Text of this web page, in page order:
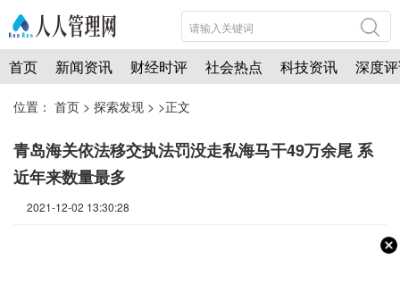
首页 新闻资讯 财经时评 社会热点 科技资讯 深度
位置： 首页 > 探索发现 > >正文
青岛海关依法移交执法罚没走私海马干49万余尾 系
近年来数量最多
2021-12-02 13:30:28